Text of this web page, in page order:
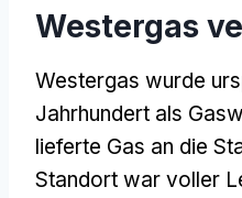
Westergas
Westergas wurde
Jahrhundert als
lieferte Gas an die
Standort war voller